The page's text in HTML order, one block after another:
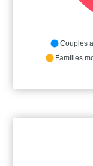
Couples
Familles